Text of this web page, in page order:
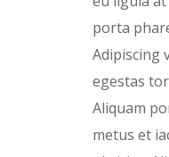
porta
Adipiscing
egestas
Aliquam
metus et